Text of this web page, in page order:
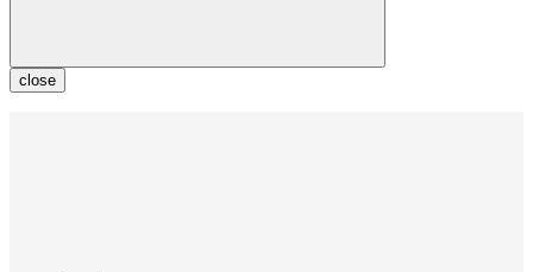
close